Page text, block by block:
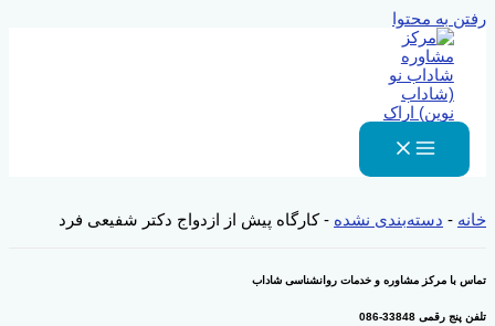
رفتن به محتوا
خانه - دسته‌بندی نشده -کارگاه پیش از ازدواج دکتر شفیعی فرد
تماس با مرکز مشاوره و خدمات روانشناسی شاداب
تلفن پنج رقمی 33848-086